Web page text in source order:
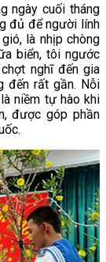
ngày cuối tháng
đủ để người lính
là nhịp chòng
biển, tôi ngước
nghĩ đến gia
đến rất gần. Nỗi
niềm tự hào khi
được góp phần